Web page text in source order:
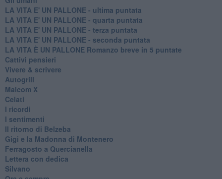
LA VITA E' UN PALLONE - ultima puntata
LA VITA E' UN PALLONE - quarta puntata
LA VITA E' UN PALLONE - terza puntata
LA VITA E' UN PALLONE - seconda puntata
LA VITA È UN PALLONE Romanzo breve in 5 puntate
Cattivi pensieri
Vivere & scrivere
Autogrill
Malcom X
Celati
I ricordi
I sentimenti
Il ritorno di Belzeba
Gigi e la Madonna di Montenero
Ferragosto a Quercianella
Lettera con dedica
Silvano